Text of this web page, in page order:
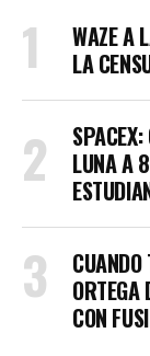
WAZE A
LA
LUNA A
ORTEGA
CON